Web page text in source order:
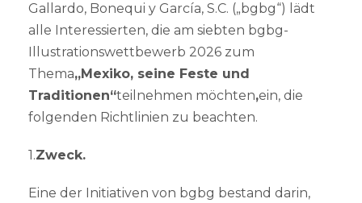
Gallardo, Bonequi y García, S.C. („bgbg“) lädt
alle Interessierten, die am siebten bgbg-
Illustrationswettbewerb 2026 zum
Thema„Mexiko, seine Feste und
Traditionen“teilnehmen möchten,ein, die
folgenden Richtlinien zu beachten.
1.Zweck.
Eine der Initiativen von bgbg bestand darin,